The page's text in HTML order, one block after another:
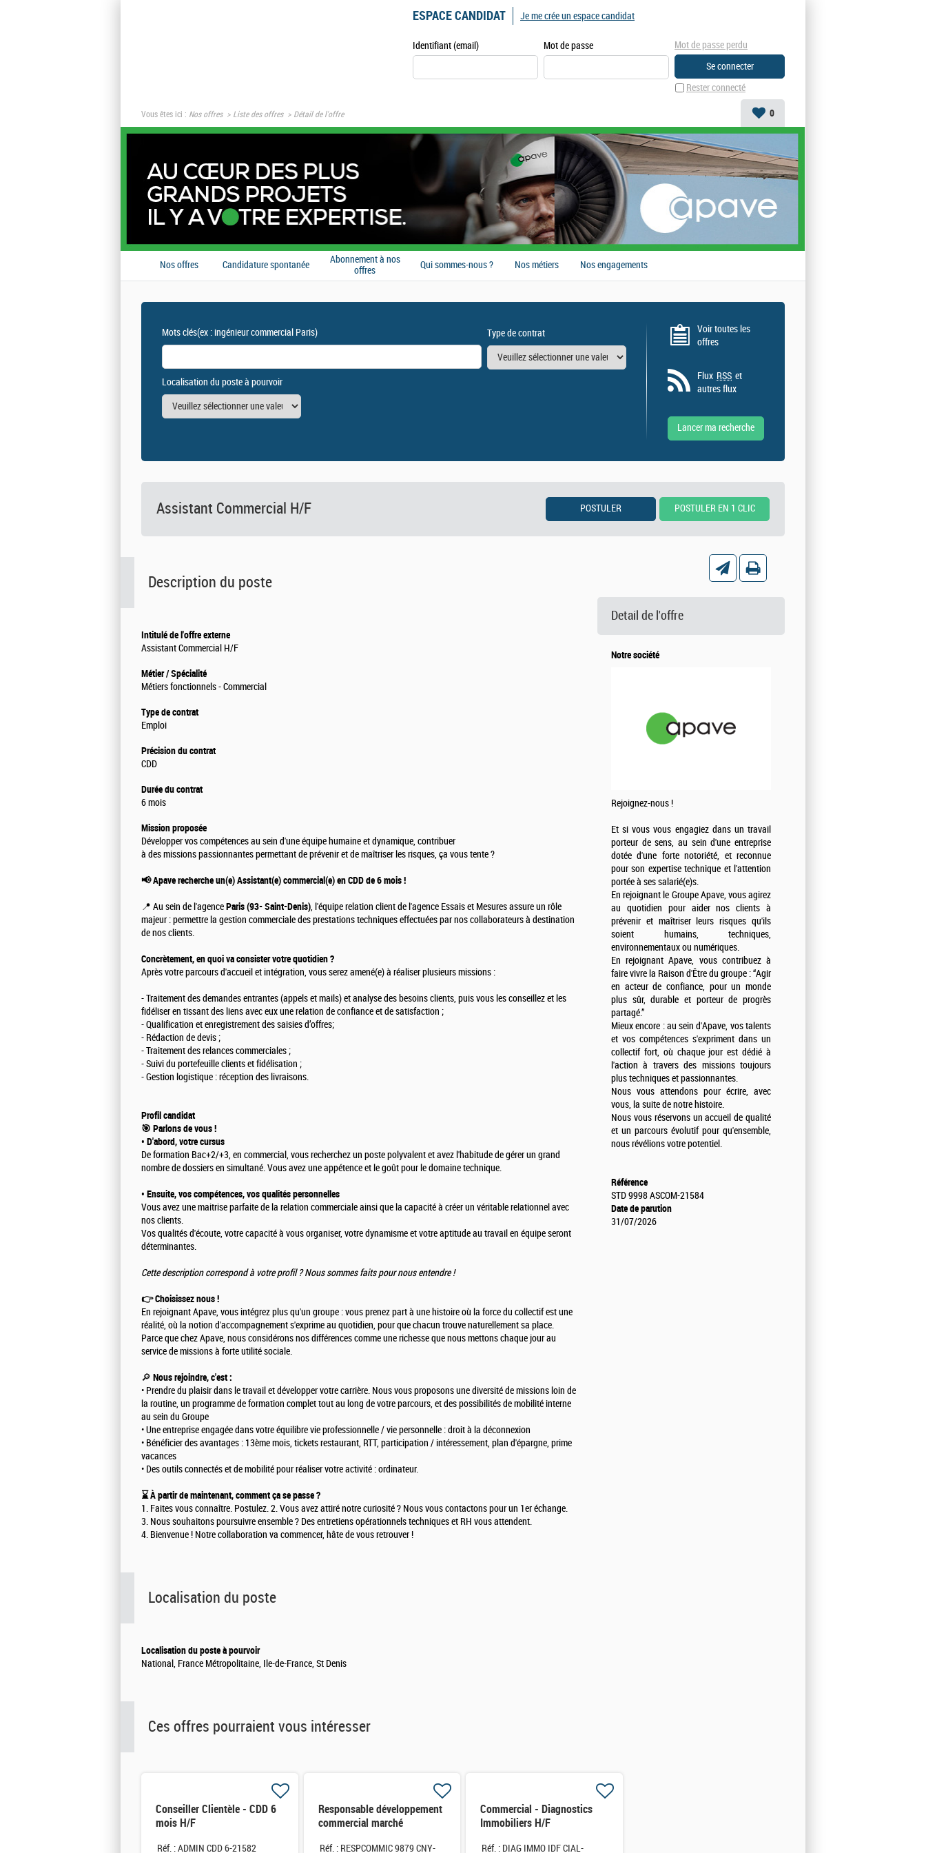
ESPACE CANDIDAT
Identifiant (email) Mot de passe
Rester connecté
Mot de passe perdu
Je me crée un espace candidat
Vous êtes ici : Nos offres Liste des offres Détail de l'offre 0
Nos offres Candidature spontanée
Abonnement à nos
offres
Qui sommes-nous ? Nos métiers Nos engagements
Mots clés(ex : ingénieur commercial Paris) Type de contrat
Localisation du poste à pourvoir
Voir toutes les
offres
Flux RSS et
autres flux
Assistant Commercial H/F
Description du poste
Intitulé de l'offre externe
Assistant Commercial H/F
Métier / Spécialité
Métiers fonctionnels - Commercial
Type de contrat
Emploi
Précision du contrat
CDD
Durée du contrat
6 mois
Mission proposée
Développer vos compétences au sein d'une équipe humaine et dynamique, contribuer
à des missions passionnantes permettant de prévenir et de maîtriser les risques, ça vous tente ?
📢 Apave recherche un(e) Assistant(e) commercial(e) en CDD de 6 mois !
📍 Au sein de l'agenceParis (93- Saint-Denis), l'équipe relation client de l'agence Essais et Mesures assure un rôle
majeur : permettre la gestion commerciale des prestations techniques effectuées par nos collaborateurs à destination
de nos clients.
Concrètement, en quoi va consister votre quotidien ?
Après votre parcours d'accueil et intégration, vous serez amené(e) à réaliser plusieurs missions :
- Traitement des demandes entrantes (appels et mails) et analyse des besoins clients, puis vous les conseillez et les
fidéliser en tissant des liens avec eux une relation de confiance et de satisfaction ;
- Qualification et enregistrement des saisies d’offres;
- Rédaction de devis ;
- Traitement des relances commerciales ;
- Suivi du portefeuille clients et fidélisation ;
- Gestion logistique : réception des livraisons.
Profil candidat
🎯 Parlons de vous !
• D'abord, votre cursus
De formation Bac+2/+3, en commercial, vous recherchez un poste polyvalent et avez l'habitude de gérer un grand
nombre de dossiers en simultané. Vous avez une appétence et le goût pour le domaine technique.
• Ensuite, vos compétences, vos qualités personnelles
Vous avez une maitrise parfaite de la relation commerciale ainsi que la capacité à créer un véritable relationnel avec
nos clients.
Vos qualités d'écoute, votre capacité à vous organiser, votre dynamisme et votre aptitude au travail en équipe seront
déterminantes.
Cette description correspond à votre profil ? Nous sommes faits pour nous entendre !
👉 Choisissez nous !
En rejoignant Apave, vous intégrez plus qu'un groupe : vous prenez part à une histoire où la force du collectif est une
réalité, où la notion d'accompagnement s'exprime au quotidien, pour que chacun trouve naturellement sa place.
Parce que chez Apave, nous considérons nos différences comme une richesse que nous mettons chaque jour au
service de missions à forte utilité sociale.
🔎 Nous rejoindre, c'est :
• Prendre du plaisir dans le travail et développer votre carrière. Nous vous proposons une diversité de missions loin de
la routine, un programme de formation complet tout au long de votre parcours, et des possibilités de mobilité interne
au sein du Groupe
• Une entreprise engagée dans votre équilibre vie professionnelle / vie personnelle : droit à la déconnexion
• Bénéficier des avantages : 13ème mois, tickets restaurant, RTT, participation / intéressement, plan d'épargne, prime
vacances
• Des outils connectés et de mobilité pour réaliser votre activité : ordinateur.
⌛ À partir de maintenant, comment ça se passe ?
1. Faites vous connaître. Postulez. 2. Vous avez attiré notre curiosité ? Nous vous contactons pour un 1er échange.
3. Nous souhaitons poursuivre ensemble ? Des entretiens opérationnels techniques et RH vous attendent.
4. Bienvenue ! Notre collaboration va commencer, hâte de vous retrouver !
Localisation du poste
Localisation du poste à pourvoir
National, France Métropolitaine, Ile-de-France, St Denis
Detail de l'offre
Notre société
Rejoignez-nous !
Et si vous vous engagiez dans un travail
porteur de sens, au sein d'une entreprise
dotée d'une forte notoriété, et reconnue
pour son expertise technique et l'attention
portée à ses salarié(e)s.
En rejoignant le Groupe Apave, vous agirez
au quotidien pour aider nos clients à
prévenir et maîtriser leurs risques qu'ils
soient humains, techniques,
environnementaux ou numériques.
En rejoignant Apave, vous contribuez à
faire vivre la Raison d'Être du groupe : “Agir
en acteur de confiance, pour un monde
plus sûr, durable et porteur de progrès
partagé.”
Mieux encore : au sein d'Apave, vos talents
et vos compétences s'expriment dans un
collectif fort, où chaque jour est dédié à
l'action à travers des missions toujours
plus techniques et passionnantes.
Nous vous attendons pour écrire, avec
vous, la suite de notre histoire.
Nous vous réservons un accueil de qualité
et un parcours évolutif pour qu'ensemble,
nous révélions votre potentiel.
Référence
STD 9998 ASCOM-21584
Date de parution
31/07/2026
Ces offres pourraient vous intéresser
Conseiller Clientèle - CDD 6
mois H/F
Réf. : ADMIN CDD 6-21582
Responsable développement
commercial marché
Réf. : RESPCOMMIC 9879 CNY-
Commercial - Diagnostics
Immobiliers H/F
Réf. : DIAG IMMO IDF CIAL-